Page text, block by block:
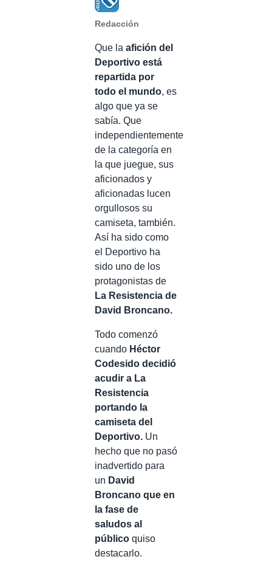
Redacción
Que la afición del
Deportivo está
repartida por
todo el mundo, es
algo que ya se
sabía. Que
independientemente
de la categoría en
la que juegue, sus
aficionados y
aficionadas lucen
orgullosos su
camiseta, también.
Así ha sido como
el Deportivo ha
sido uno de los
protagonistas de
La Resistencia de
David Broncano.
Todo comenzó
cuando Héctor
Codesido decidió
acudir a La
Resistencia
portando la
camiseta del
Deportivo. Un
hecho que no pasó
inadvertido para
un David
Broncano que en
la fase de
saludos al
público quiso
destacarlo.